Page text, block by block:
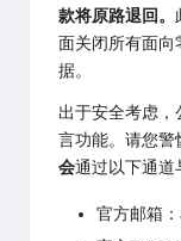
款将原路退回。
面关闭所有面向
据。
出于安全考虑，
言功能。 请您警
会通过以下通道
官方邮箱：